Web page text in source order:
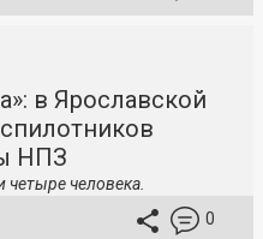
в Ярославской
НПЗ
четыре человека.
0